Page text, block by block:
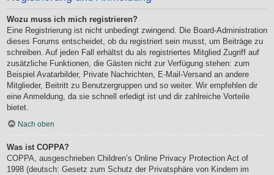
Wozu muss ich mich registrieren?
Eine Registrierung ist nicht unbedingt zwingend. Die Board-Administration
dieses Forums entscheidet, ob du registriert sein musst, um Beiträge zu
schreiben. Auf jeden Fall erhältst du als registriertes Mitglied Zugriff auf
zusätzliche Funktionen, die Gästen nicht zur Verfügung stehen: zum
Beispiel Avatarbilder, Private Nachrichten, E-Mail-Versand an andere
Mitglieder, Beitritt zu Benutzergruppen und so weiter. Wir empfehlen dir
eine Anmeldung, da sie schnell erledigt ist und dir zahlreiche Vorteile
bietet.
Nach oben
Was ist COPPA?
COPPA, ausgeschrieben Children’s Online Privacy Protection Act of
1998 (deutsch: Gesetz zum Schutz der Privatsphäre von Kindern im